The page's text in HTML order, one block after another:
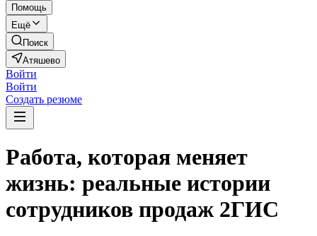
Помощь
Ещё
Поиск
Атяшево
Войти
Войти
Создать резюме
Работа, которая меняет
жизнь: реальные истории
сотрудников продаж 2ГИС